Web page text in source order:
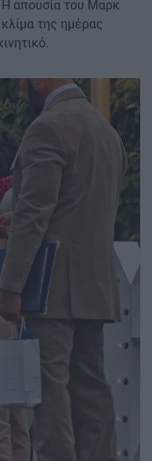
Η απουσία του Μαρκ
της ημέρας